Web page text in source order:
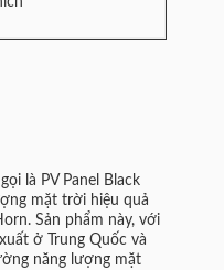
là PV Panel Black
mặt trời hiệu quả
Sản phẩm này, với
ở Trung Quốc và
năng lượng mặt